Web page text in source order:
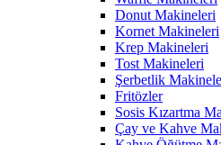
Donut Makineleri
Kornet Makineleri
Krep Makineleri
Tost Makineleri
Şerbetlik
Fritözler
Sosis Kızartma
Çay ve Kahve